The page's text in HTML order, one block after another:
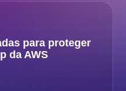
para proteger
da AWS